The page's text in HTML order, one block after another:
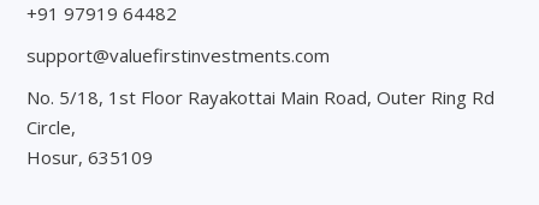
+91 97919 64482
support@valuefirstinvestments.com
No. 5/18, 1st Floor Rayakottai Main Road, Outer Ring Rd
Circle,
Hosur, 635109